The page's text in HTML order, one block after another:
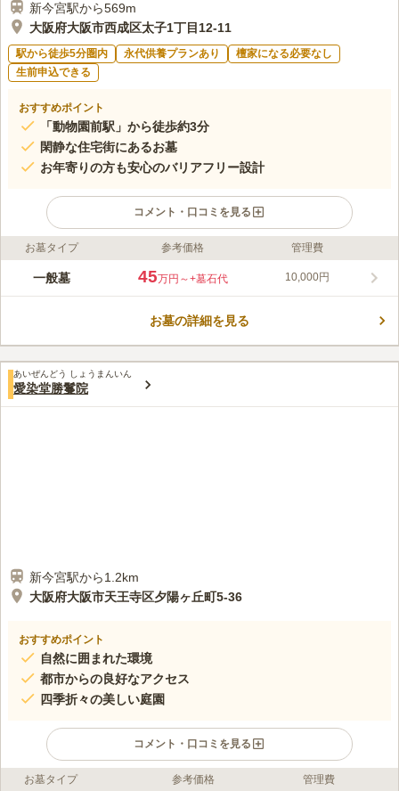
新今宮駅から569m
大阪府大阪市西成区太子1丁目12-11
駅から徒歩5分圏内 永代供養プランあり
檀家になる必要なし
生前申込できる
おすすめポイント
「動物園前駅」から徒歩約3分
閑静な住宅街にあるお墓
お年寄りの方も安心のバリアフリー設計
コメント・口コミを見る
ライフドット編集部のコメント
閑静な住宅街の中にひっそりと佇み、日当たりも良くゆっくりと
ることはありません。お年寄りの方でも歩きやすい環境にしてお
口コミ評価
この霊園はまだ誰からも評価されていません。
お墓タイプ 参考価格 管理費
一般墓 45万円～+墓石代 10,000円
お墓の詳細を見る
あいぜんどう しょうまんいん
愛染堂勝鬘院
新今宮駅から1.2km
大阪府大阪市天王寺区夕陽ヶ丘町5-36
おすすめポイント
自然に囲まれた環境
都市からの良好なアクセス
四季折々の美しい庭園
コメント・口コミを見る
口コミ評価
お墓タイプ 参考価格 管理費